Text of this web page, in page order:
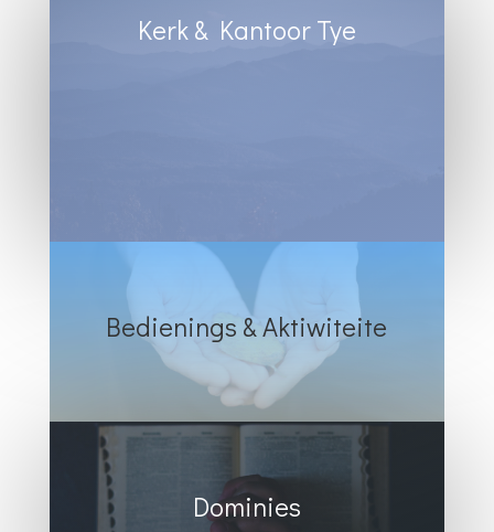
Kerk & Kantoor Tye
Bedienings & Aktiwiteite
Dominies